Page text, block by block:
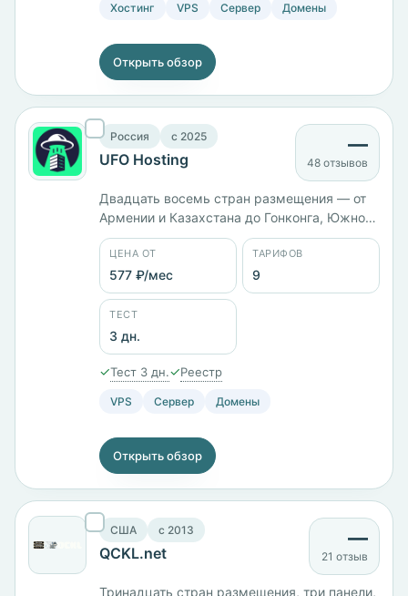
Хостинг VPS Сервер Домены
Открыть обзор
Россия c 2025
UFO Hosting
—
48 отзывов
Двадцать восемь стран размещения — от
Армении и Казахстана до Гонконга, Южной
Кореи и Австралии. Компания запустилась в
2025 году. Тарифы названы по звёздам:
Brachium с 4 ГБ памяти стоит 977 ₽/мес,
Arcturus с 10 ГБ — 2021 ₽/мес, Alphard с 24
ГБ и диском на 310 ГБ — 8000 ₽/мес.
ЦЕНА ОТ
577 ₽/мес
ТАРИФОВ
9
ТЕСТ
3 дн.
✓Тест 3 дн.✓Реестр
VPS Сервер Домены
Открыть обзор
США c 2013
QCKL.net
—
21 отзыв
Тринадцать стран размещения, три панели,